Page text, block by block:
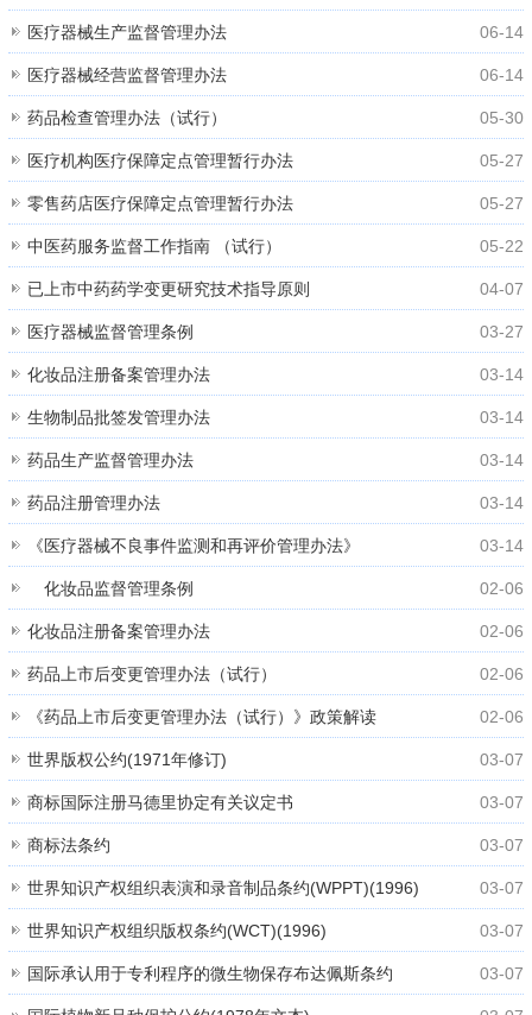
06-14
医疗器械生产监督管理办法
06-14
医疗器械经营监督管理办法
05-30
药品检查管理办法（试行）
05-27
医疗机构医疗保障定点管理暂行办法
05-27
零售药店医疗保障定点管理暂行办法
05-22
中医药服务监督工作指南 （试行）
04-07
已上市中药药学变更研究技术指导原则
03-27
医疗器械监督管理条例
03-14
化妆品注册备案管理办法
03-14
生物制品批签发管理办法
03-14
药品生产监督管理办法
03-14
药品注册管理办法
03-14
《医疗器械不良事件监测和再评价管理办法》
02-06
化妆品监督管理条例
02-06
化妆品注册备案管理办法
02-06
药品上市后变更管理办法（试行）
02-06
《药品上市后变更管理办法（试行）》政策解读
03-07
世界版权公约(1971年修订)
03-07
商标国际注册马德里协定有关议定书
03-07
商标法条约
03-07
世界知识产权组织表演和录音制品条约(WPPT)(1996)
03-07
世界知识产权组织版权条约(WCT)(1996)
03-07
国际承认用于专利程序的微生物保存布达佩斯条约